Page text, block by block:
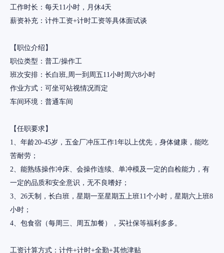
工作时长：每天11小时，月休4天
薪资补充：计件工资+计时工资等具体面试谈
【职位介绍】
职位类型：普工/操作工
班次安排：长白班,周一到周五11小时周六8小时
作业方式：可坐可站视情况而定
车间环境：普通车间
【任职要求】
1、年龄20-45岁，五金厂冲压工作1年以上优先，身体健康，能吃
苦耐劳；
2、能熟练操作冲床、会操作连续、单冲模及一定的自检能力，有
一定的品质和安全意识，无不良嗜好；
3、26天制，长白班，星期一至星期五上班11个小时，星期六上班8
小时；
4、包食宿（每周三、周五加餐），买社保等福利多多。